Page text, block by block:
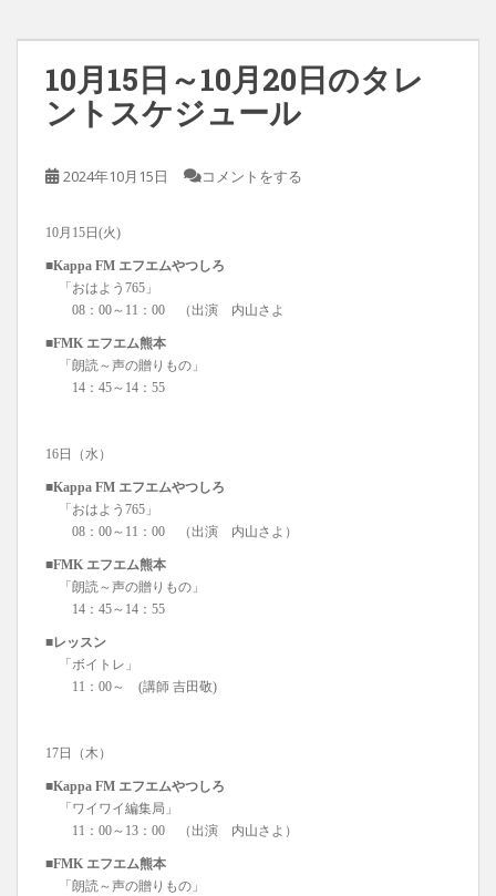
10月15日～10月20日のタレ
ントスケジュール
2024年10月15日 コメントをする
10月15日(火)
■Kappa FM エフエムやつしろ
「おはよう765」
08：00～11：00 （出演 内山さよ
■FMK エフエム熊本
「朗読～声の贈りもの」
14：45～14：55
16日（水）
■Kappa FM エフエムやつしろ
「おはよう765」
08：00～11：00 （出演 内山さよ）
■FMK エフエム熊本
「朗読～声の贈りもの」
14：45～14：55
■レッスン
「ボイトレ」
11：00～ (講師 吉田敬)
17日（木）
■Kappa FM エフエムやつしろ
「ワイワイ編集局」
11：00～13：00 （出演 内山さよ）
■FMK エフエム熊本
「朗読～声の贈りもの」